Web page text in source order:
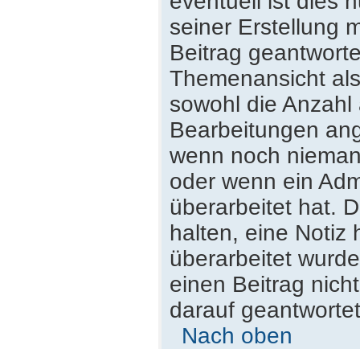
seiner Erstellung
Beitrag
Themenansicht
sowohl die
Bearbeitungen
wenn noch
oder wenn ein
überarbeitet hat.
halten, eine Notiz
überarbeitet
einen Beitrag
darauf
Nach oben